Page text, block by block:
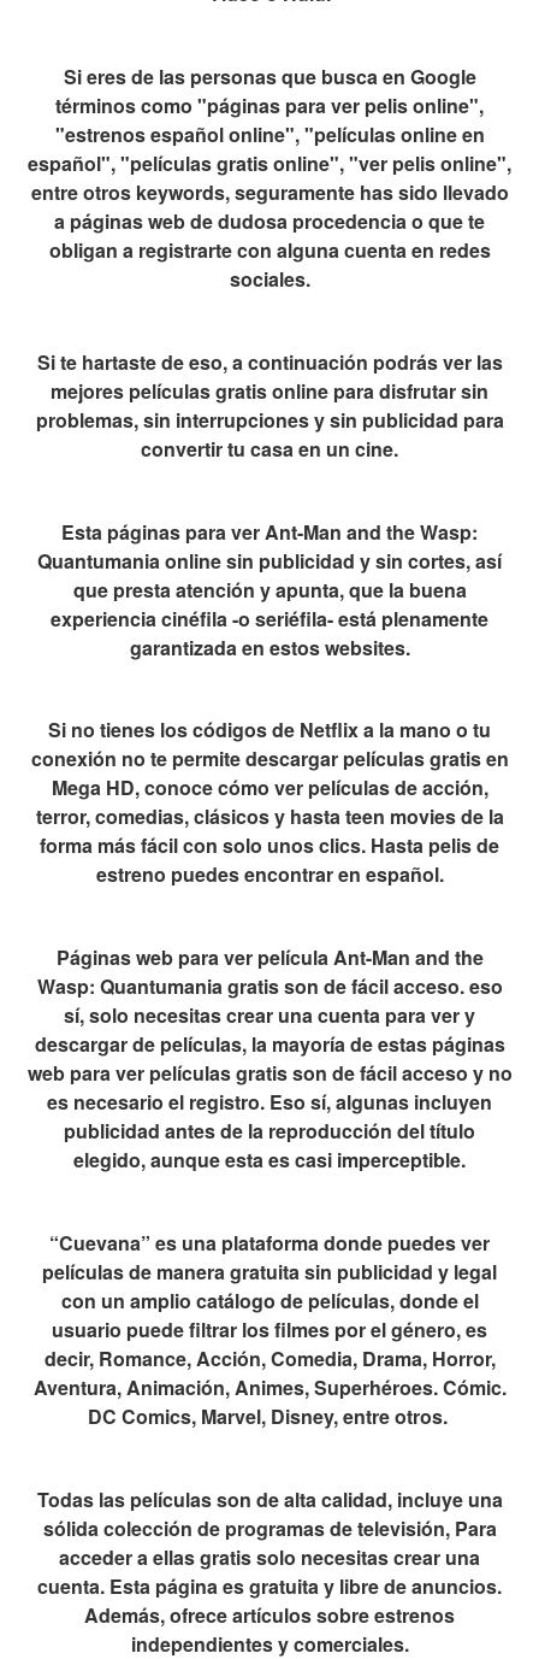
Si eres de las personas que busca en Google
términos como "páginas para ver pelis online",
"estrenos español online", "películas online en
español", "películas gratis online", "ver pelis online",
entre otros keywords, seguramente has sido llevado
a páginas web de dudosa procedencia o que te
obligan a registrarte con alguna cuenta en redes
sociales.
Si te hartaste de eso, a continuación podrás ver las
mejores películas gratis online para disfrutar sin
problemas, sin interrupciones y sin publicidad para
convertir tu casa en un cine.
Esta páginas para ver Ant-Man and the Wasp:
Quantumania online sin publicidad y sin cortes, así
que presta atención y apunta, que la buena
experiencia cinéfila -o seriéfila- está plenamente
garantizada en estos websites.
Si no tienes los códigos de Netflix a la mano o tu
conexión no te permite descargar películas gratis en
Mega HD, conoce cómo ver películas de acción,
terror, comedias, clásicos y hasta teen movies de la
forma más fácil con solo unos clics. Hasta pelis de
estreno puedes encontrar en español.
Páginas web para ver película Ant-Man and the
Wasp: Quantumania gratis son de fácil acceso. eso
sí, solo necesitas crear una cuenta para ver y
descargar de películas, la mayoría de estas páginas
web para ver películas gratis son de fácil acceso y no
es necesario el registro. Eso sí, algunas incluyen
publicidad antes de la reproducción del título
elegido, aunque esta es casi imperceptible.
“Cuevana” es una plataforma donde puedes ver
películas de manera gratuita sin publicidad y legal
con un amplio catálogo de películas, donde el
usuario puede filtrar los filmes por el género, es
decir, Romance, Acción, Comedia, Drama, Horror,
Aventura, Animación, Animes, Superhéroes. Cómic.
DC Comics, Marvel, Disney, entre otros.
Todas las películas son de alta calidad, incluye una
sólida colección de programas de televisión, Para
acceder a ellas gratis solo necesitas crear una
cuenta. Esta página es gratuita y libre de anuncios.
Además, ofrece artículos sobre estrenos
independientes y comerciales.